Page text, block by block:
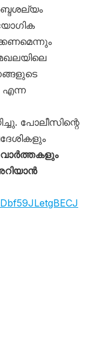
എന്ന
പോലീസിന്റെ